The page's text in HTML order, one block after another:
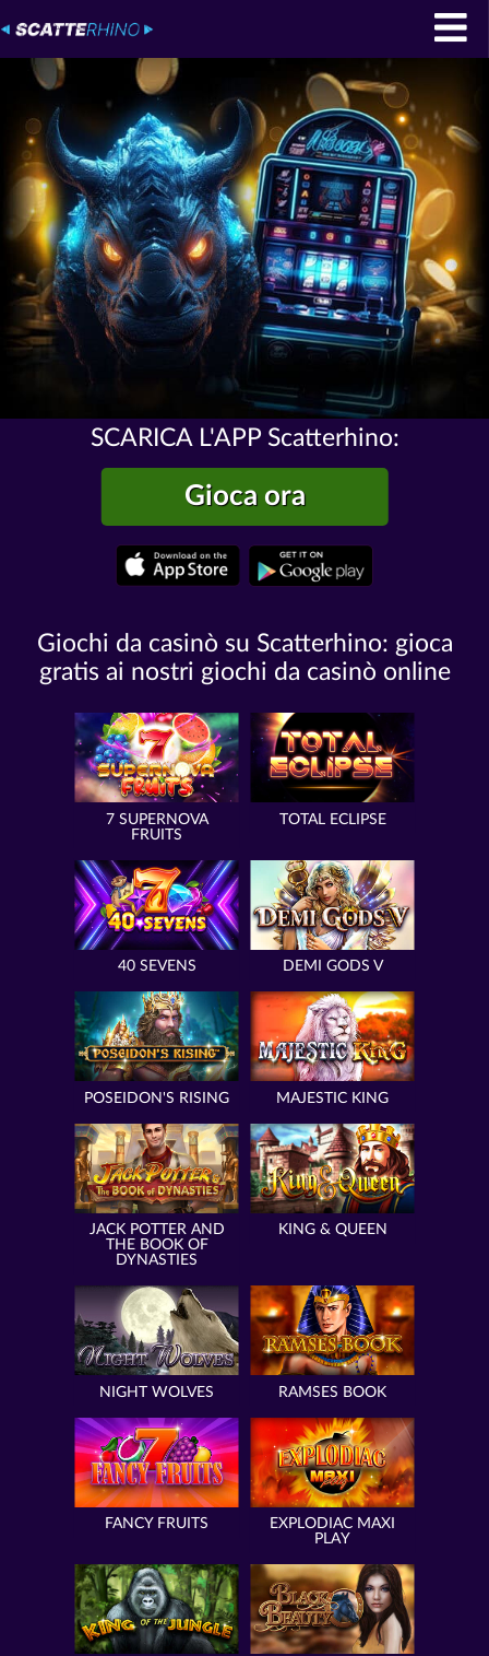
SCARICA L'APP Scatterhino:
Gioca ora
Giochi da casinò su Scatterhino: gioca
gratis ai nostri giochi da casinò online
7 SUPERNOVA
FRUITS
TOTAL ECLIPSE
40 SEVENS DEMI GODS V
POSEIDON'S RISING MAJESTIC KING
JACK POTTER AND
THE BOOK OF
DYNASTIES
KING & QUEEN
NIGHT WOLVES RAMSES BOOK
FANCY FRUITS
EXPLODIAC MAXI
PLAY